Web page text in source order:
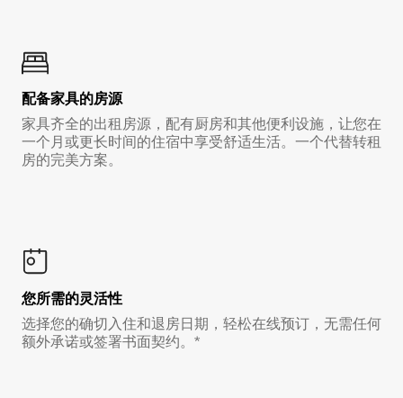
配备家具的房源
家具齐全的出租房源，配有厨房和其他便利设施，让您在
一个月或更长时间的住宿中享受舒适生活。一个代替转租
房的完美方案。
您所需的灵活性
选择您的确切入住和退房日期，轻松在线预订，无需任何
额外承诺或签署书面契约。*